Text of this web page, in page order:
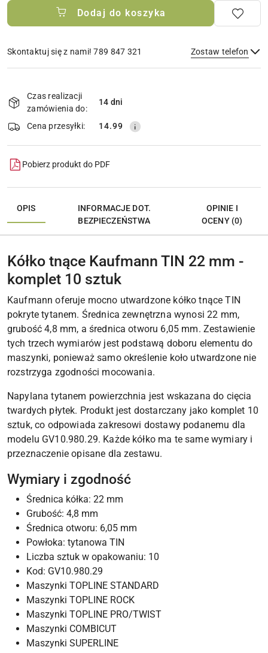
Dodaj do koszyka
Skontaktuj się z nami! 789 847 321 Zostaw telefon
Wyślij
dostawa
Czas realizacji
zamówienia do:
14 dni
Cena przesyłki: 14.99
Pobierz produkt do PDF
OPIS
INFORMACJE DOT.
BEZPIECZEŃSTWA
OPINIE I
OCENY (0)
Kółko tnące Kaufmann TIN 22 mm -
komplet 10 sztuk
Kaufmann oferuje mocno utwardzone kółko tnące TIN
pokryte tytanem. Średnica zewnętrzna wynosi 22 mm,
grubość 4,8 mm, a średnica otworu 6,05 mm. Zestawienie
tych trzech wymiarów jest podstawą doboru elementu do
maszynki, ponieważ samo określenie koło utwardzone nie
rozstrzyga zgodności mocowania.
Napylana tytanem powierzchnia jest wskazana do cięcia
twardych płytek. Produkt jest dostarczany jako komplet 10
sztuk, co odpowiada zakresowi dostawy podanemu dla
modelu GV10.980.29. Każde kółko ma te same wymiary i
przeznaczenie opisane dla zestawu.
Wymiary i zgodność
Średnica kółka: 22 mm
Grubość: 4,8 mm
Średnica otworu: 6,05 mm
Powłoka: tytanowa TIN
Liczba sztuk w opakowaniu: 10
Kod: GV10.980.29
Maszynki TOPLINE STANDARD
Maszynki TOPLINE ROCK
Maszynki TOPLINE PRO/TWIST
Maszynki COMBICUT
Maszynki SUPERLINE